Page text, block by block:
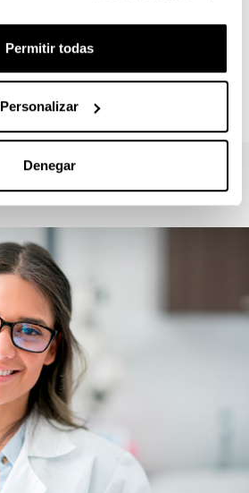
Permitir todas
Personalizar
Denegar